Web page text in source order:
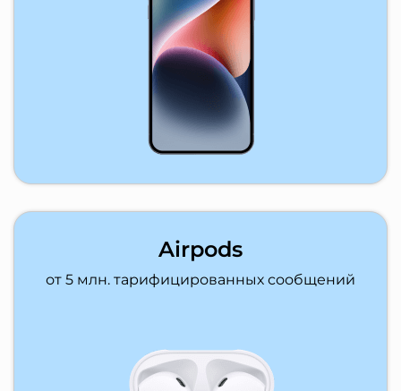
Airpods
от 5 млн. тарифицированных сообщений